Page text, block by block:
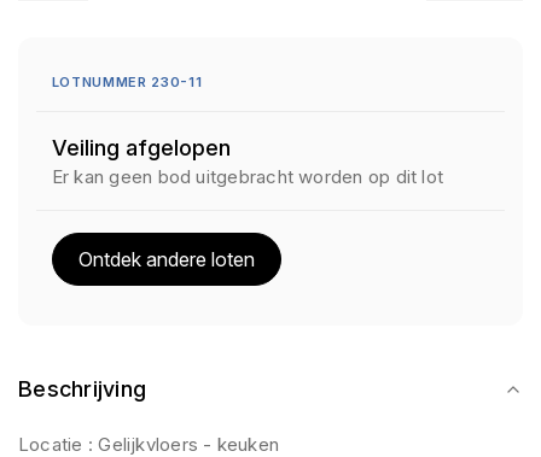
Beschrijving
Locatie : Gelijkvloers - keuken
LOTNUMMER 230-11
Veiling afgelopen
Er kan geen bod uitgebracht worden op dit lot
Ontdek andere loten